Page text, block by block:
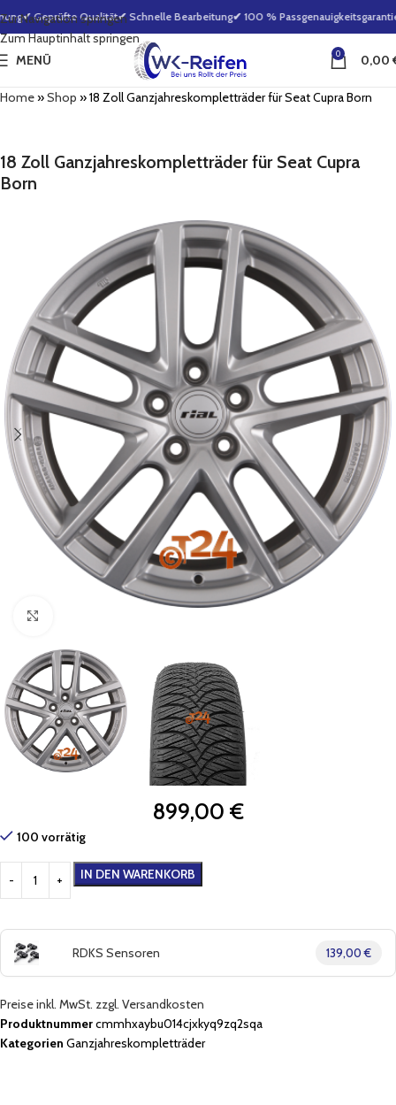
Zur Navigation springen
Zum Hauptinhalt springen
✔ Geprüfte Qualität✔ Schnelle Bearbeitung✔ 100 % Passgenauigkeitsgarantie
MENÜ 0 0,00
Home»Shop »18 Zoll Ganzjahreskompletträder für Seat Cupra Born
18 Zoll Ganzjahreskompletträder für Seat Cupra
Born
899,00 €
100 vorrätig
IN DEN WARENKORB
RDKS Sensoren 139,00 €
Preise inkl. MwSt. zzgl. Versandkosten
Produktnummercmmhxaybu014cjxkyq9zq2sqa
Kategorien Ganzjahreskompletträder